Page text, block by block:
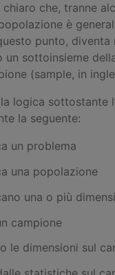
che, tranne
è
punto, diventa
un sottoinsieme
(sample, in
logica sottostante
la seguente:
un problema
una popolazione
una o più
campione
le dimensioni sul